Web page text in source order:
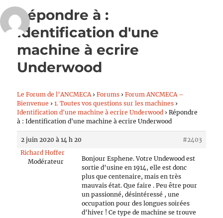
Répondre à :
Identification d'une
machine à ecrire
Underwood
Le Forum de l’ANCMECA › Forums › Forum ANCMECA –
Bienvenue › 1. Toutes vos questions sur les machines ›
Identification d'une machine à ecrire Underwood › Répondre
à : Identification d'une machine à ecrire Underwood
2 juin 2020 à 14 h 20
#2403
Richard Hoffer
Modérateur
Bonjour Esphene. Votre Undewood est
sortie d’usine en 1914, elle est donc
plus que centenaire, mais en très
mauvais état. Que faire . Peu être pour
un passionné, désintéressé , une
occupation pour des longues soirées
d’hiver ! Ce type de machine se trouve